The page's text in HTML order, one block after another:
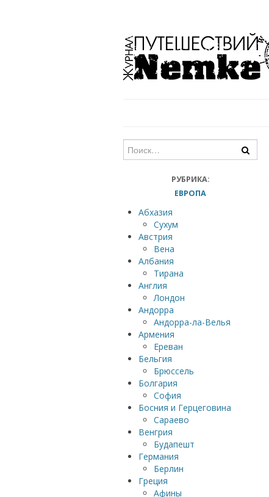
РУБРИКА:
ЕВРОПА
Абхазия
Сухум
Австрия
Вена
Албания
Тирана
Англия
Лондон
Андорра
Андорра-ла-Велья
Армения
Ереван
Бельгия
Брюссель
Болгария
София
Босния и Герцеговина
Сараево
Венгрия
Будапешт
Германия
Берлин
Греция
Афины